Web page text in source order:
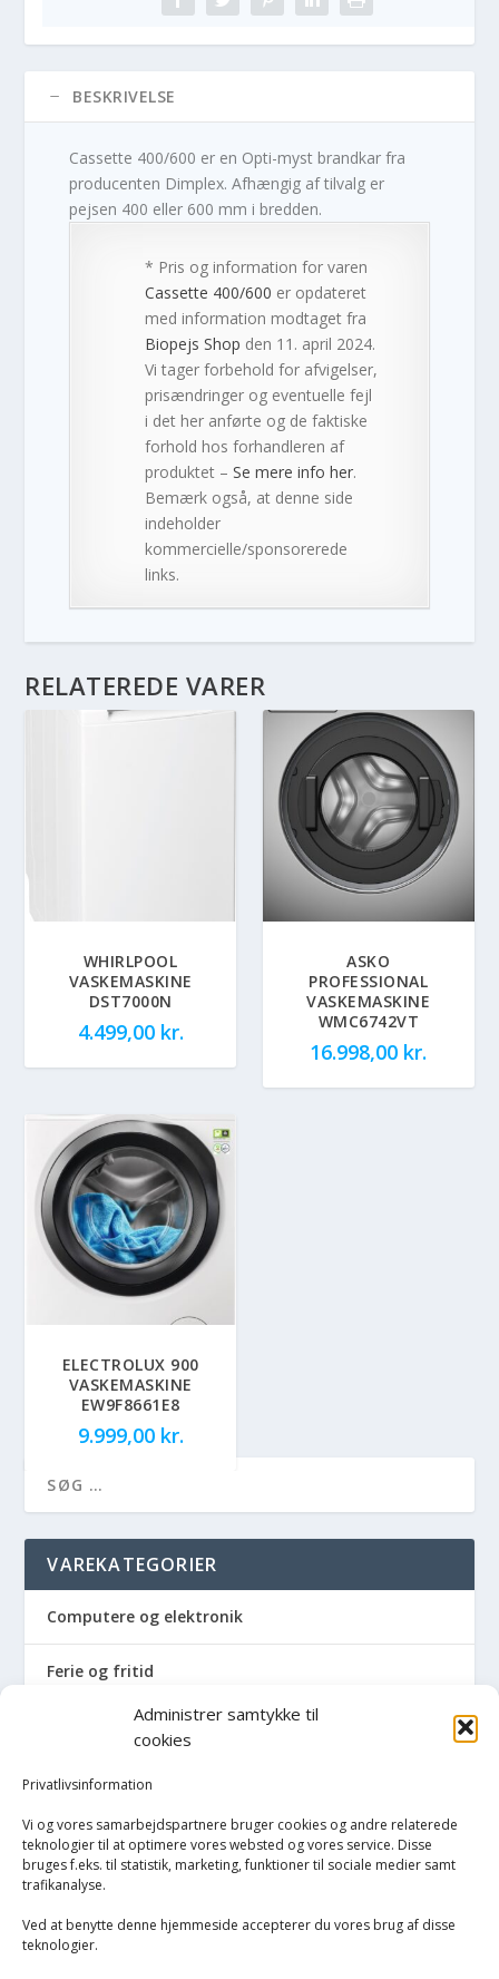
Administrer samtykke til
cookies
Privatlivsinformation
Vi og vores samarbejdspartnere bruger cookies og andre relaterede
teknologier til at optimere vores websted og vores service. Disse
bruges f.eks. til statistik, marketing, funktioner til sociale medier samt
trafikanalyse.
Ved at benytte denne hjemmeside accepterer du vores brug af disse
teknologier.
BESKRIVELSE
Cassette 400/600 er en Opti-myst brandkar fra
producenten Dimplex. Afhængig af tilvalg er
pejsen 400 eller 600 mm i bredden.
* Pris og information for varen
Cassette 400/600 er opdateret
med information modtaget fra
Biopejs Shop den 11. april 2024.
Vi tager forbehold for afvigelser,
prisændringer og eventuelle fejl
i det her anførte og de faktiske
forhold hos forhandleren af
produktet –Se mere info her.
Bemærk også, at denne side
indeholder
kommercielle/sponsorerede
links.
RELATEREDE VARER
WHIRLPOOL
VASKEMASKINE
DST7000N
4.499,00 kr.
ASKO
PROFESSIONAL
VASKEMASKINE
WMC6742VT
16.998,00 kr.
ELECTROLUX 900
VASKEMASKINE
EW9F8661E8
9.999,00 kr.
VAREKATEGORIER
Computere og elektronik
Ferie og fritid
Hus og have
Havemaskiner
Hvidevarer
Køkken
Opvarmning